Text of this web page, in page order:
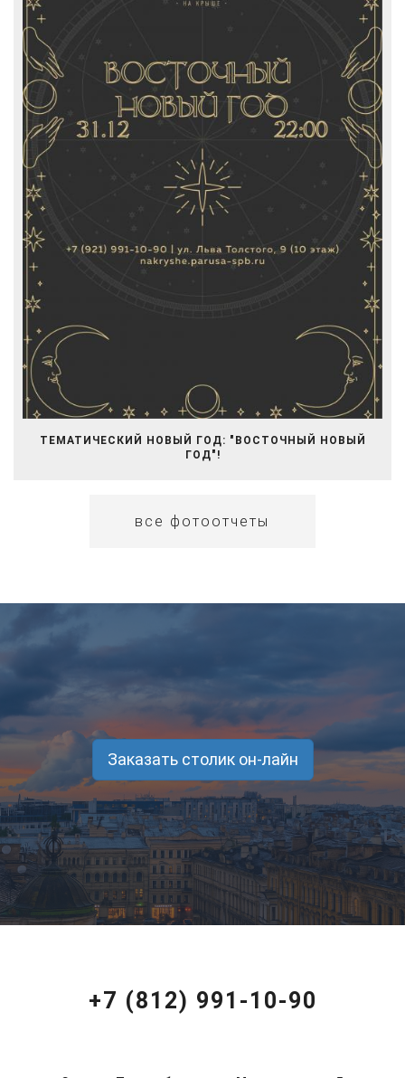
ТЕМАТИЧЕСКИЙ НОВЫЙ ГОД: "ВОСТОЧНЫЙ НОВЫЙ
ГОД"!
все фотоотчеты
Заказать столик он-лайн
+7 (812) 991-10-90